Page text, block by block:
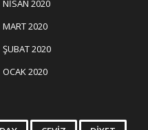
NISAN 2020
MART 2020
ŞUBAT 2020
OCAK 2020